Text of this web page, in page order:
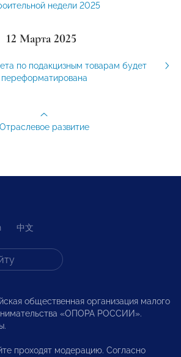
недели 2025
12 Марта 2025
по подакцизным товарам будет
переформатирована
Отраслевое развитие
中文
общественная организация малого
«ОПОРА РОССИИ».
проходят модерацию. Согласно